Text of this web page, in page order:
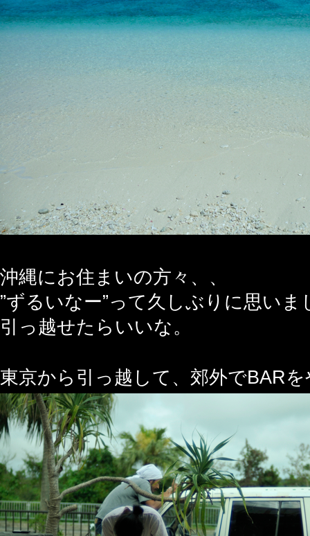
沖縄にお住まいの方々、、
”ずるいなー”って久しぶりに思いま
引っ越せたらいいな。
東京から引っ越して、郊外でBAR